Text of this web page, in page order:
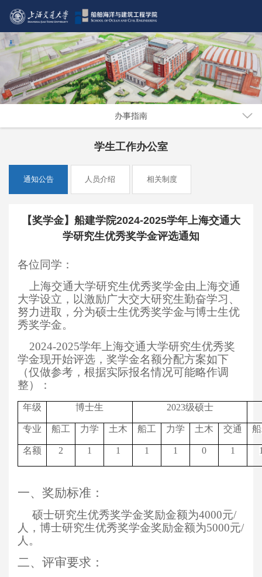
办事指南
学生工作办公室
通知公告 人员介绍 相关制度
【奖学金】船建学院2024-2025学年上海交通大
学研究生优秀奖学金评选通知
各位同学：
上海交通大学研究生优秀奖学金由上海交通
大学设立，以激励广大交大研究生勤奋学习、
努力进取，分为硕士生优秀奖学金与博士生优
秀奖学金。
2024-2025学年上海交通大学研究生优秀奖
学金现开始评选，奖学金名额分配方案如下
（仅做参考，根据实际报名情况可能略作调
整）：
年级 博士生 2023级硕士
专业 船工 力学 土木 船工 力学 土木 交通
名额 2 1 1 1 1 0 1
一、奖励标准：
硕士研究生优秀奖学金奖励金额为4000元/
人，博士研究生优秀奖学金奖励金额为5000元/
人。
二、评审要求：